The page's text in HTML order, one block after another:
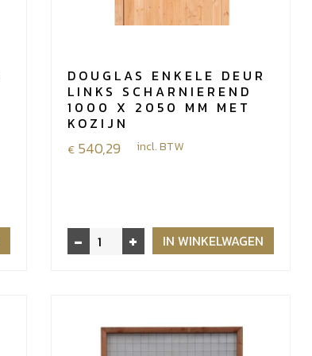
DOUGLAS ENKELE DEUR
LINKS SCHARNIEREND
1000 X 2050 MM MET
KOZIJN
€ 540,29 incl. BTW
-
Douglas
enkele
+ IN WINKELWAGEN